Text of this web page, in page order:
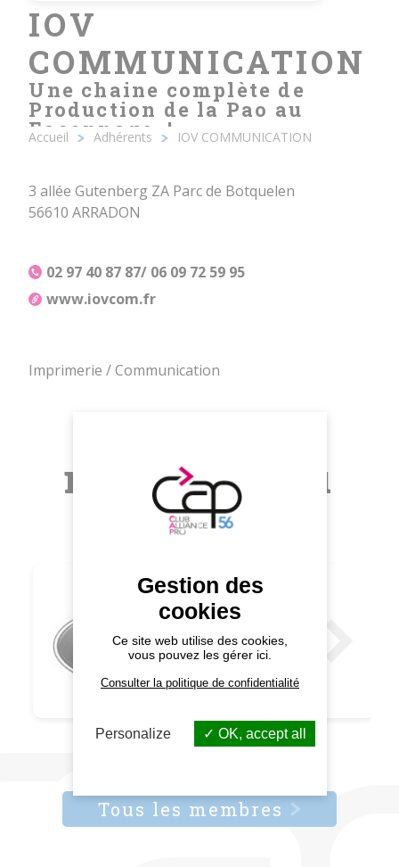
IOV
COMMUNICATION
Une chaine complète de
Production de la Pao au
Façonnage. !
Fil
Accueil Adhérents IOV COMMUNICATION
3 allée Gutenberg ZA Parc de Botquelen
56610 ARRADON
02 97 40 87 87/ 06 09 72 59 95
www.iovcom.fr
Imprimerie / Communication
membres du
CAP 56
PICAUT
Tous les membres
Gestion des
cookies
Ce site web utilise des cookies,
vous pouvez les gérer ici.
Consulter la politique de confidentialité
Personalize OK, accept all